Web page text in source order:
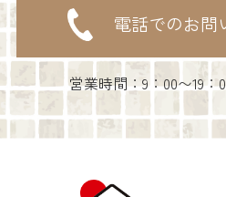
電話でのお問
営業時間：9：00〜19